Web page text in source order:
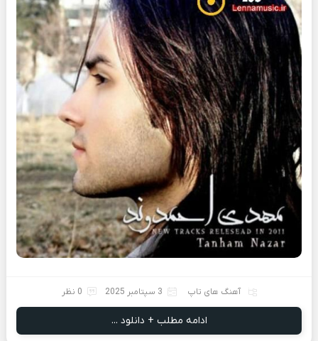
آهنگ های تاپ 3 سپتامبر 2025 0 نظر
ادامه مطلب + دانلود ...